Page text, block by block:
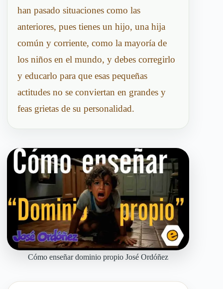
han pasado situaciones como las
anteriores, pues tienes un hijo, una hija
común y corriente, como la mayoría de
los niños en el mundo, y debes corregirlo
y educarlo para que esas pequeñas
actitudes no se conviertan en grandes y
feas grietas de su personalidad.
Cómo enseñar dominio propio José Ordóñez